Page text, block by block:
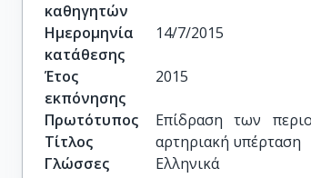
καθηγητών
Ημερομηνία
κατάθεσης
14/7/2015
Έτος
εκπόνησης
2015
Πρωτότυπος
Τίτλος
Eπίδραση των
αρτηριακή υπέρταση
Γλώσσες
Ελληνικά